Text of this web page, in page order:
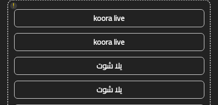
!
koora live
koora live
يلا شوت
يلا شوت